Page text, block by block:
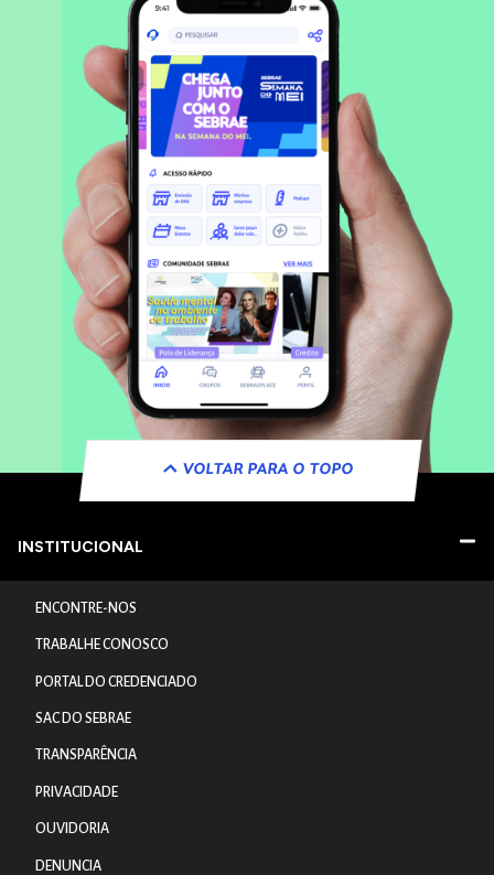
VOLTAR PARA O TOPO
INSTITUCIONAL
ENCONTRE-NOS
TRABALHE CONOSCO
PORTAL DO CREDENCIADO
SAC DO SEBRAE
TRANSPARÊNCIA
PRIVACIDADE
OUVIDORIA
DENUNCIA